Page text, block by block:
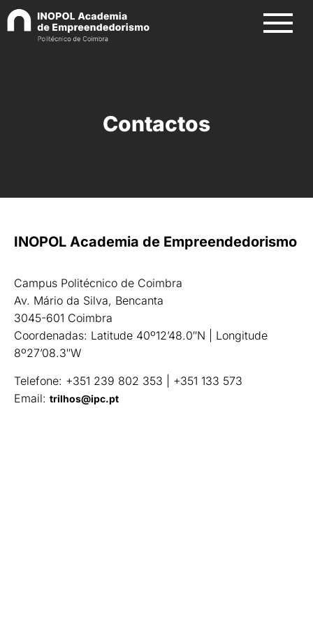
Contactos
INOPOL Academia de Empreendedorismo
Campus Politécnico de Coimbra
Av. Mário da Silva, Bencanta
3045-601 Coimbra
Coordenadas: Latitude 40º12’48.0″N | Longitude
8º27’08.3″W
Telefone: +351 239 802 353 | +351 133 573
Email: trilhos@ipc.pt